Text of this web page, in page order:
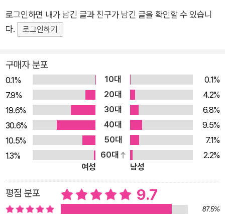
은 누구에게나 출중함을 가져온다고 단언하는 그는, 그간 터득한
노하우를 365가지의 주제별 에세이와 질문으로 세분화해 엮어
물이 아니다. 누구나 성실하게 단련하면 필요할 때마다 사용할 수
있는 기술이다. 창의력이란 남다른 아이디어를 떠올리는 능력일
뿐 아니라, 효과적으로 업무를 진행하는 실력, 사람들과 원활한
협력 관계를 맺는 슬기 그리고 나만의 길을 찾고 견지해내는 지혜
다. 즉, 우리가 마주하는 모든 상황에서 가치를 창출해내는 문제
해결 능력인 것이다. 저자는 효율적인 훈련을 위해 매일 가뿐히
소화할 수 있는 한 페이지의 글과 질문만 요약해 담았지만, 그곳
에 압축된 가능성은 무한하다. 이 책의 진가는 읽을수록 드러난
을 때도 성장한 당신에 걸맞게 또 다른 변화를 불러일으킬 것이
다. 리더십과 경영학의 대가 세스 고딘은 저자에 대해 이렇게 말
로그인하면 내가 남긴 글과 친구가 남긴 글을 확인할 수 있습니
다.
로그인하기
구매자 분포
0.1% 10대
0.1%
7.9%
20대
4.2%
19.6%
30대
6.8%
30.6%
40대
9.5%
10.5%
50대
7.1%
1.3%
60대
2.2%
여성
남성
평점 분포 9.7
87.5%